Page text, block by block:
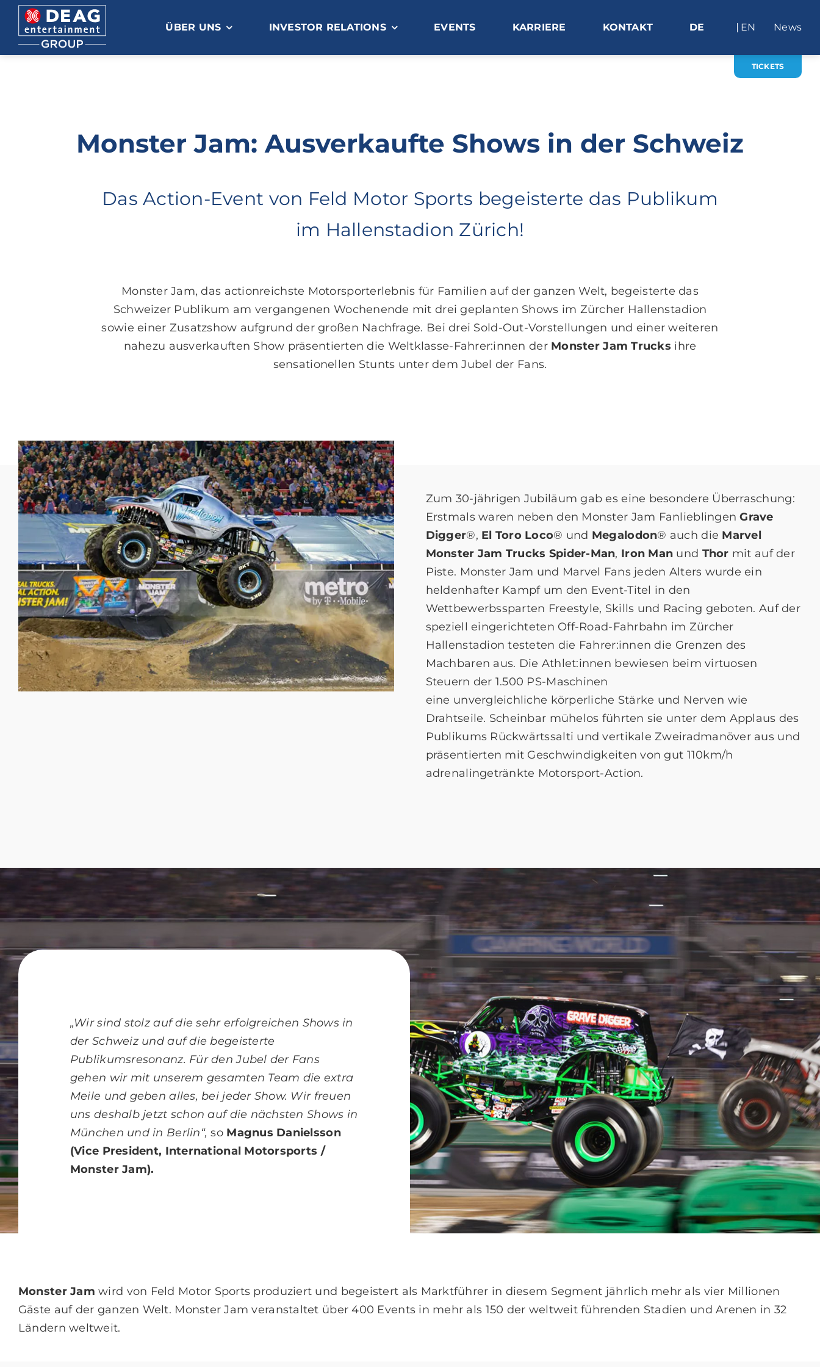
Zum
Inhalt
springen
ÜBER UNS INVESTOR RELATIONS EVENTS KARRIERE KONTAKT News
DE EN
TICKETS
Monster Jam: Ausverkaufte Shows in der Schweiz
Das Action-Event von Feld Motor Sports begeisterte das Publikum
im Hallenstadion Zürich!
Monster Jam, das actionreichste Motorsporterlebnis für Familien auf der ganzen Welt, begeisterte das
Schweizer Publikum am vergangenen Wochenende mit drei geplanten Shows im Zürcher Hallenstadion
sowie einer Zusatzshow aufgrund der großen Nachfrage. Bei drei Sold-Out-Vorstellungen und einer weiteren
nahezu ausverkauften Show präsentierten die Weltklasse-Fahrer:innen der Monster Jam Trucks ihre
sensationellen Stunts unter dem Jubel der Fans.
Zum 30-jährigen Jubiläum gab es eine besondere Überraschung:
Erstmals waren neben den Monster Jam FanlieblingenGrave
Digger®, El Toro Loco® und Megalodon® auch die Marvel
Monster Jam Trucks Spider-Man, Iron Man und Thor mit auf der
Piste. Monster Jam und Marvel Fans jeden Alters wurde ein
heldenhafter Kampf um den Event-Titel in den
Wettbewerbssparten Freestyle, Skills und Racing geboten. Auf der
speziell eingerichteten Off-Road-Fahrbahn im Zürcher
Hallenstadion testeten die Fahrer:innen die Grenzen des
Machbaren aus. Die Athlet:innen bewiesen beim virtuosen
Steuern der 1.500 PS-Maschinen
eine unvergleichliche körperliche Stärke und Nerven wie
Drahtseile. Scheinbar mühelos führten sie unter dem Applaus des
Publikums Rückwärtssalti und vertikale Zweiradmanöver aus und
präsentierten mit Geschwindigkeiten von gut 110km/h
adrenalingetränkte Motorsport-Action.
„Wir sind stolz auf die sehr erfolgreichen Shows in
der Schweiz und auf die begeisterte
Publikumsresonanz. Für den Jubel der Fans
gehen wir mit unserem gesamten Team die extra
Meile und geben alles, bei jeder Show. Wir freuen
uns deshalb jetzt schon auf die nächsten Shows in
München und in Berlin“,so Magnus Danielsson
(Vice President, International Motorsports /
Monster Jam).
Monster Jam wird von Feld Motor Sports produziert und begeistert als Marktführer in diesem Segment jährlich mehr als vier Millionen
Gäste auf der ganzen Welt. Monster Jam veranstaltet über 400 Events in mehr als 150 der weltweit führenden Stadien und Arenen in 32
Ländern weltweit.